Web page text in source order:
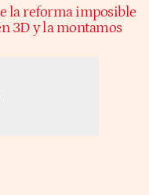
la reforma imposible
3D y la montamos